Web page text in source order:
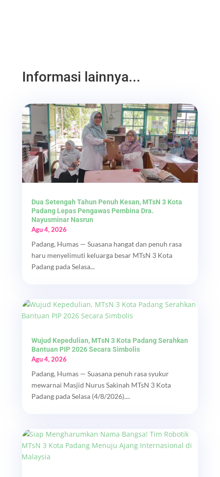
Informasi lainnya...
Dua Setengah Tahun Penuh Kesan, MTsN 3 Kota
Padang Lepas Pengawas Pembina Dra.
Nayusminar Nasrun
Agu 4, 2026
Padang, Humas — Suasana hangat dan penuh rasa
haru menyelimuti keluarga besar MTsN 3 Kota
Padang pada Selasa...
Wujud Kepedulian, MTsN 3 Kota Padang Serahkan
Bantuan PIP 2026 Secara Simbolis
Agu 4, 2026
Padang, Humas — Suasana penuh rasa syukur
mewarnai Masjid Nurus Sakinah MTsN 3 Kota
Padang pada Selasa (4/8/2026)....